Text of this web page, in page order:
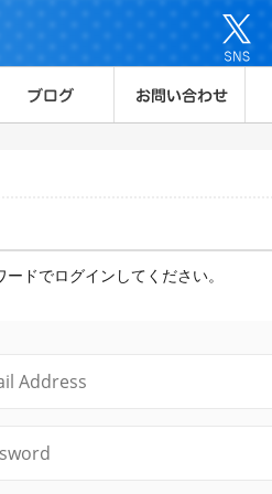
ドでログインしてください。